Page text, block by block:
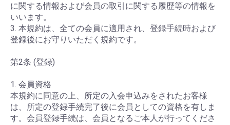
に関する情報および会員の取引に関する履歴等の情報を
いいます。
3. 本規約は、全ての会員に適用され、登録手続時および
登録後にお守りいただく規約です。
第2条 (登録)
1. 会員資格
本規約に同意の上、所定の入会申込みをされたお客様
は、所定の登録手続完了後に会員としての資格を有しま
す。会員登録手続は、会員となるご本人が行ってくださ